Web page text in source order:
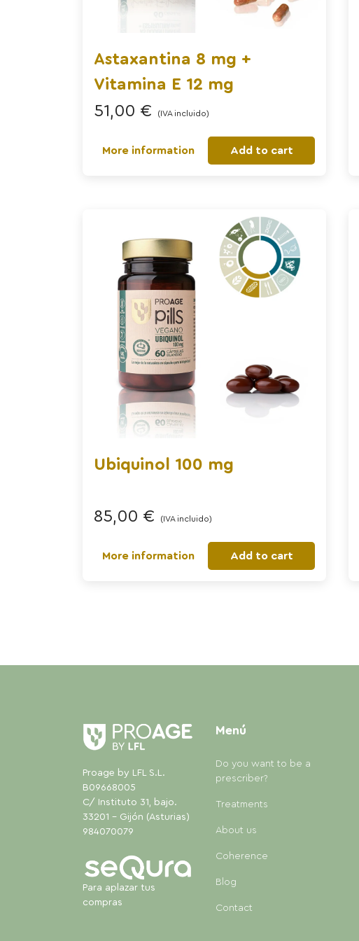
Astaxantina 8 mg +
Vitamina E 12 mg
51,00 € (IVA incluido)
More information Add to cart
Ubiquinol 100 mg
85,00 € (IVA incluido)
More information Add to cart
Proage by LFL S.L.
B09668005
C/ Instituto 31, bajo.
33201 - Gijón (Asturias)
984070079
Para aplazar tus
compras
Menú
Do you want to be a
prescriber?
Treatments
About us
Coherence
Blog
Contact